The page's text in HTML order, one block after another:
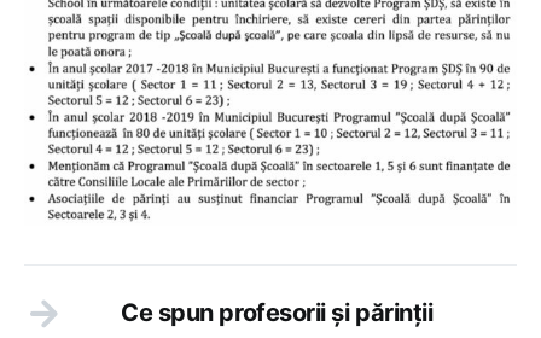
Ce spun profesorii și părinții